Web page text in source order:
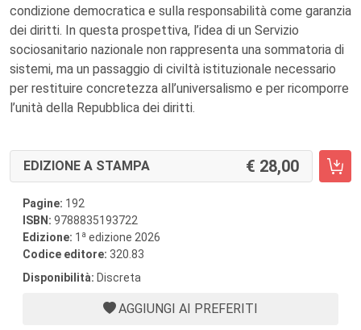
condizione democratica e sulla responsabilità come garanzia
dei diritti. In questa prospettiva, l’idea di un Servizio
sociosanitario nazionale non rappresenta una sommatoria di
sistemi, ma un passaggio di civiltà istituzionale necessario
per restituire concretezza all’universalismo e per ricomporre
l’unità della Repubblica dei diritti.
EDIZIONE A STAMPA 28,00
Pagine: 192
ISBN: 9788835193722
Edizione: 1 a edizione 2026
Codice editore: 320.83
Disponibilità: Discreta
AGGIUNGI AI PREFERITI